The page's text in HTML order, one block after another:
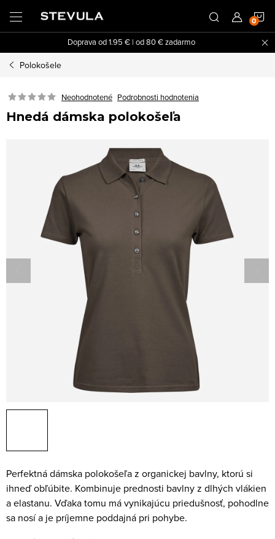
obsah
Doprava od 1.95 € | od 80 € zadarmo
Polokošele
Neohodnotené Podrobnosti hodnotenia
Hnedá dámska polokošeľa
Perfektná dámska polokošeľa z organickej bavlny, ktorú si
ihneď obľúbite. Kombinuje prednosti bavlny z dlhých vlákien
a elastanu. Vďaka tomu má vynikajúcu priedušnosť, pohodlne
sa nosí a je príjemne poddajná pri pohybe.